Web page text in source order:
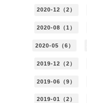
2020-12（2）
2020-08（1）
2020-05（6）
2019-12（2）
2019-06（9）
2019-01（2）